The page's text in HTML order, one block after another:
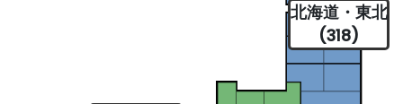
北海道・東北
(318)